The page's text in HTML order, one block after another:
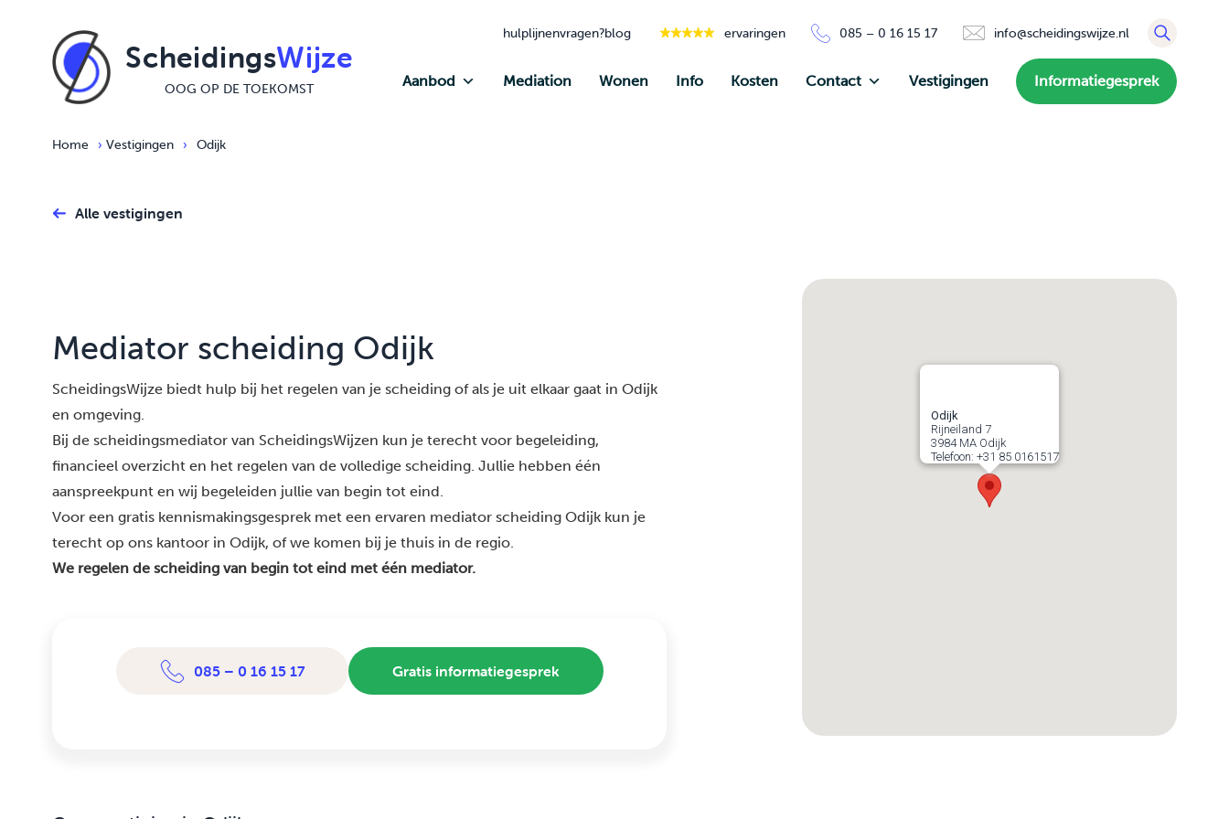
ScheidingsWijze
OOG OP DE TOEKOMST
hulplijnenvragen?blog ervaringen 085 – 0 16 15 17 info@scheidingswijze.nl
Aanbod Mediation Wonen Info Kosten Contact Vestigingen Informatiegesprek
Home › Vestigingen › Odijk
Alle vestigingen
Mediator scheiding Odijk
ScheidingsWijze biedt hulp bij het regelen van je scheiding of als je uit elkaar gaat in Odijk
en omgeving.
Bij de scheidingsmediator van ScheidingsWijzen kun je terecht voor begeleiding,
financieel overzicht en het regelen van de volledige scheiding. Jullie hebben één
aanspreekpunt en wij begeleiden jullie van begin tot eind.
Voor een gratis kennismakingsgesprek met een ervaren mediator scheiding Odijk kun je
terecht op ons kantoor in Odijk, of we komen bij je thuis in de regio.
We regelen de scheiding van begin tot eind met één mediator.
085 – 0 16 15 17 Gratis informatiegesprek
Odijk
Rijneiland 7
3984 MA Odijk
Telefoon: +31 85 0161517